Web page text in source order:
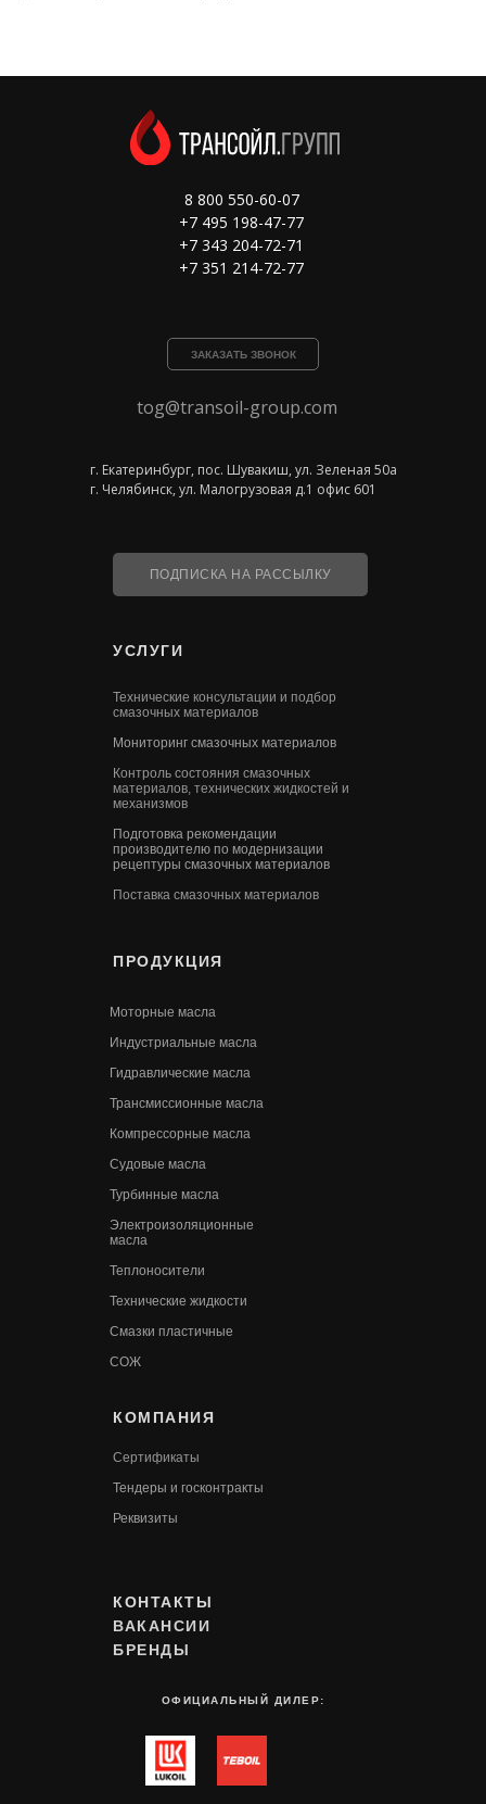
УСЛУГИ
Технические консультации и подбор
смазочных материалов
Мониторинг смазочных материалов
Контроль состояния смазочных
материалов, технических жидкостей и
механизмов
Подготовка рекомендации
производителю по модернизации
рецептуры смазочных материалов
Поставка смазочных материалов
ПРОДУКЦИЯ
КОМПАНИЯ
ПОДПИСКА НА РАССЫЛКУ
8 800 550-60-07
+7 495 198-47-77
+7 343 204-72-71
+7 351 214-72-77
ЗАКАЗАТЬ ЗВОНОК
tog@transoil-group.com
г. Екатеринбург, пос. Шувакиш, ул. Зеленая 50а
г. Челябинск, ул. Малогрузовая д.1 офис 601
Моторные масла
Индустриальные масла
Гидравлические масла
Трансмиссионные масла
Компрессорные масла
Судовые масла
Турбинные масла
Электроизоляционные
масла
Теплоносители
Технические жидкости
Смазки пластичные
СОЖ
Сертификаты
Тендеры и госконтракты
Реквизиты
КОНТАКТЫ
ОФИЦИАЛЬНЫЙ ДИЛЕР:
БРЕНДЫ
ВАКАНСИИ